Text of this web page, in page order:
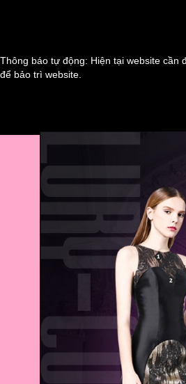
Thông báo tự động: Hiện tại website cần
để bảo trì website.